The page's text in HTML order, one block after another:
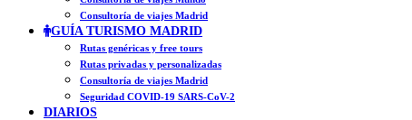
Consultoría de viajes Madrid
GUÍA TURISMO MADRID
Rutas genéricas y free tours
Rutas privadas y personalizadas
Consultoría de viajes Madrid
Seguridad COVID-19 SARS-CoV-2
DIARIOS